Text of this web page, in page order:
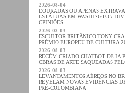
2026-08-04
DOURADAS OU APENAS
ESTÁTUAS EM WASHINGTON
OPINIÕES
2026-08-03
ESCULTOR BRITÂNICO TONY
PRÉMIO EUROPEU DE CULTURA
2026-08-03
RECÉM-CRIADO CHATBOT DE IA
OBRAS DE ARTE SAQUEADAS
2026-08-03
LEVANTAMENTOS AÉREOS NO
REVELAM NOVAS EVIDÊNCIAS
PRÉ-COLOMBIANA